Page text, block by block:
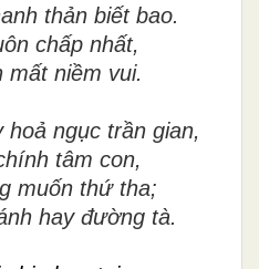
thản biết bao.
chấp nhất,
mất niềm vui.
ngục trần gian,
tâm con,
muốn thứ tha;
hay đường tà.